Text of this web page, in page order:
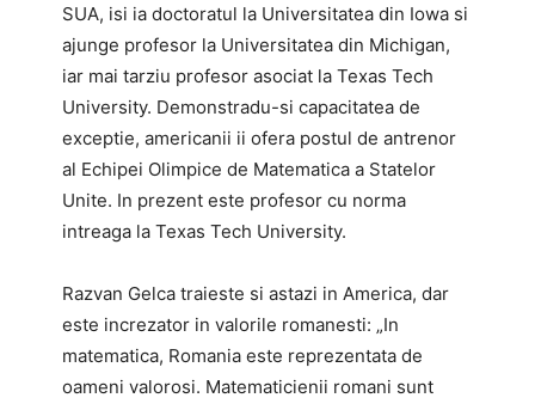
SUA, isi ia doctoratul la Universitatea din Iowa si
ajunge profesor la Universitatea din Michigan,
iar mai tarziu profesor asociat la Texas Tech
University. Demonstradu-si capacitatea de
exceptie, americanii ii ofera postul de antrenor
al Echipei Olimpice de Matematica a Statelor
Unite. In prezent este profesor cu norma
intreaga la Texas Tech University.
Razvan Gelca traieste si astazi in America, dar
este increzator in valorile romanesti: „In
matematica, Romania este reprezentata de
oameni valorosi. Matematicienii romani sunt